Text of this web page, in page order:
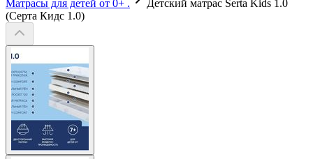
Матрасы для детей от 0+ .
Детский матрас Serta Kids 1.0
(Серта Кидс 1.0)